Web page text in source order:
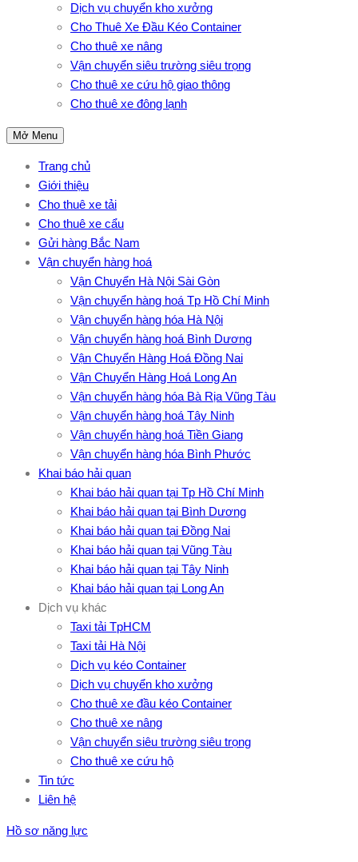
Dịch vụ chuyển kho xưởng
Cho Thuê Xe Đầu Kéo Container
Cho thuê xe nâng
Vận chuyển siêu trường siêu trọng
Cho thuê xe cứu hộ giao thông
Cho thuê xe đông lạnh
Mở Menu
Trang chủ
Giới thiệu
Cho thuê xe tải
Cho thuê xe cẩu
Gửi hàng Bắc Nam
Vận chuyển hàng hoá
Vận Chuyển Hà Nội Sài Gòn
Vận chuyển hàng hoá Tp Hồ Chí Minh
Vận chuyển hàng hóa Hà Nội
Vận chuyển hàng hoá Bình Dương
Vận Chuyển Hàng Hoá Đồng Nai
Vận Chuyển Hàng Hoá Long An
Vận chuyển hàng hóa Bà Rịa Vũng Tàu
Vận chuyển hàng hoá Tây Ninh
Vận chuyển hàng hoá Tiền Giang
Vận chuyển hàng hóa Bình Phước
Khai báo hải quan
Khai báo hải quan tại Tp Hồ Chí Minh
Khai báo hải quan tại Bình Dương
Khai báo hải quan tại Đồng Nai
Khai báo hải quan tại Vũng Tàu
Khai báo hải quan tại Tây Ninh
Khai báo hải quan tại Long An
Dịch vụ khác
Taxi tải TpHCM
Taxi tải Hà Nội
Dịch vụ kéo Container
Dịch vụ chuyển kho xưởng
Cho thuê xe đầu kéo Container
Cho thuê xe nâng
Vận chuyển siêu trường siêu trọng
Cho thuê xe cứu hộ
Tin tức
Liên hệ
Hồ sơ năng lực